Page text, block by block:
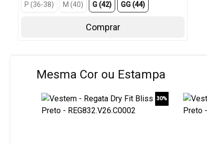
P (36-38) M (40) G (42) GG (44)
Comprar
Mesma Cor ou Estampa
30%